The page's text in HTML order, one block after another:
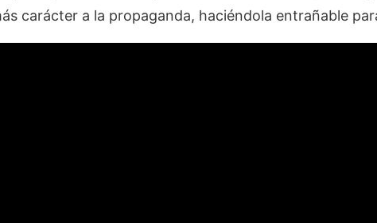
carácter a la propaganda, haciéndola entrañable